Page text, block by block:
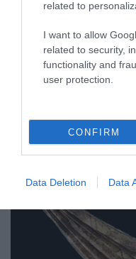
related to
I want to allow
related to security,
functionality and
user protection.
CONFIRM
Data Deletion Data
picire összecsukható
készült, a
matracot,
decathlon.hu)